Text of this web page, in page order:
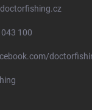
doctorfishing.cz
100